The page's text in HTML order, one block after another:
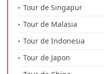
Tour de Singapur
Tour de Malasia
Tour de Indonesia
Tour de Japon